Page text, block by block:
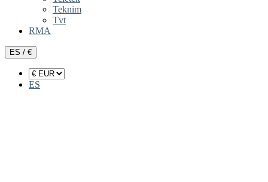
Teknim
Tvt
RMA
ES / €
ES